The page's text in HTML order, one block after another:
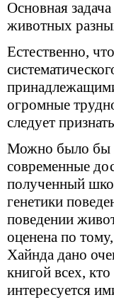
Основная
животных
Естественно,
огромные
следует
Можно было бы
современные
полученный
генетики
поведении
оценена по
Хайнда дано
книгой всех, кто
интересуется